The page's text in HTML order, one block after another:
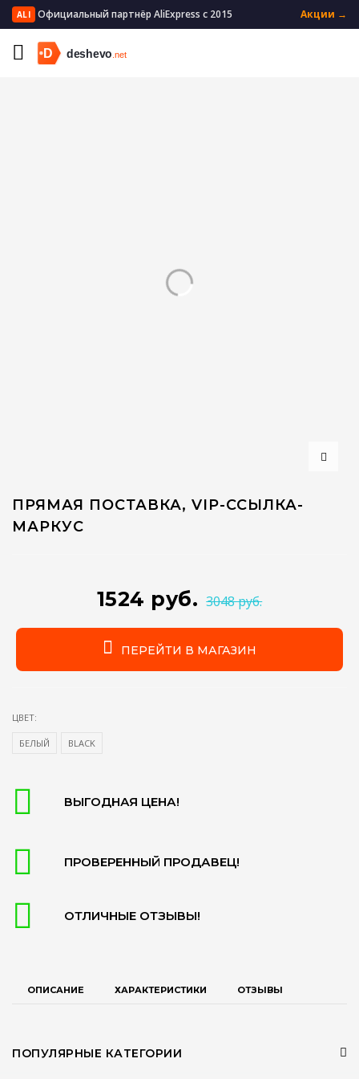
ALI Официальный партнёр AliExpress с 2015 Акции →
Главная Электроника
Очки VR/AR
ПРЯМАЯ ПОСТАВКА, VIP-ССЫЛКА-
МАРКУС
1524 руб. 3048 руб.
ПЕРЕЙТИ В МАГАЗИН
ЦВЕТ:
БЕЛЫЙ BLACK
ВЫГОДНАЯ ЦЕНА!
ПРОВЕРЕННЫЙ ПРОДАВЕЦ!
ОТЛИЧНЫЕ ОТЗЫВЫ!
ОПИСАНИЕ ХАРАКТЕРИСТИКИ ОТЗЫВЫ
ПОПУЛЯРНЫЕ КАТЕГОРИИ